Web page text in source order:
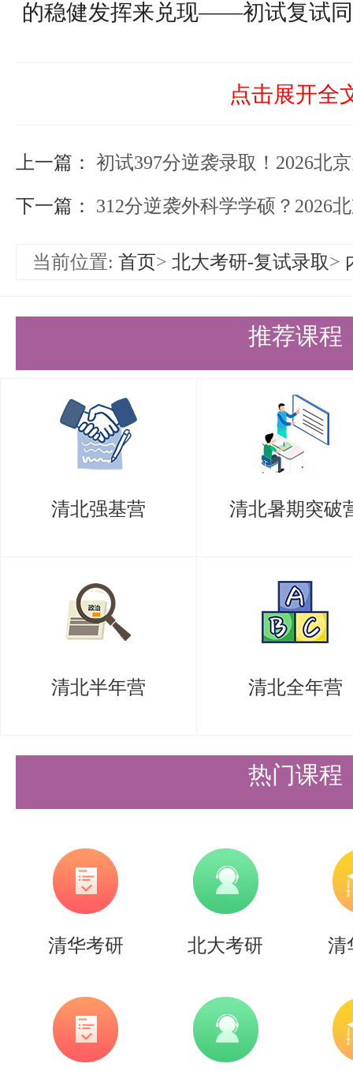
的稳健发挥来兑现——初试复试
以下为第三临床医学院各专业（
数据解读：
1.学术学位临床医学专业实现了
2.专业学位临床医学复试人数44
70.45%。初试最高分430分，最
点击展开全
上一篇： 初试397分逆袭录取！2026北京大学医学部第
下一篇： 312分逆袭外科学学硕？2026北京大学医学部第
当前位置: 首页> 北大考研-复试录取>
推荐课程
清北强基营 清北暑期突破
清北半年营 清北全年营
热门课程
清华考研 北大考研 清